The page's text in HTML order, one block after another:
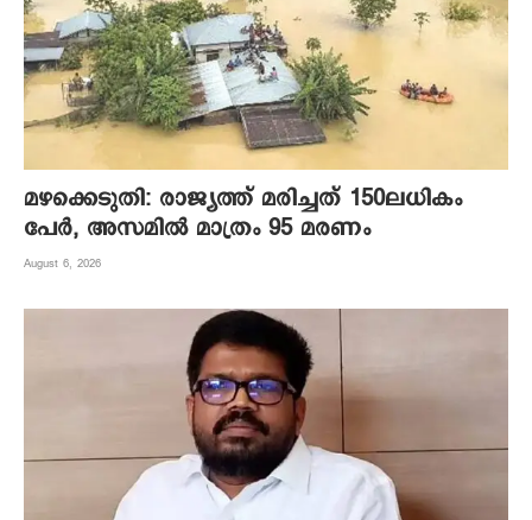
മഴക്കെടുതി: രാജ്യത്ത് മരിച്ചത് 150ലധികം
പേർ, അസമിൽ മാത്രം 95 മരണം
August 6, 2026